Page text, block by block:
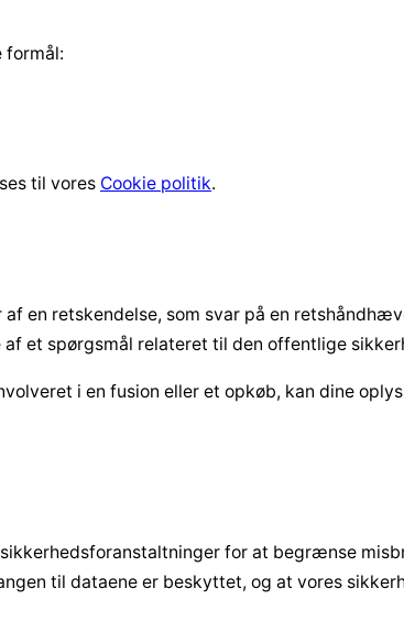
formål:
til vores Cookie politik.
en retskendelse, som svar på en
et spørgsmål relateret til den offentlige
i en fusion eller et opkøb, kan dine
for at begrænse
til dataene er beskyttet, og at vores